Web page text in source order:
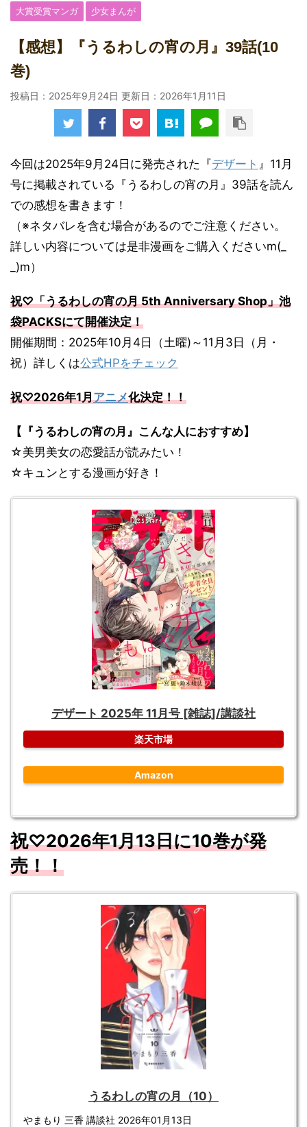
大賞受賞マンガ 少女まんが
【感想】『うるわしの宵の月』39話(10
巻)
投稿日：2025年9月24日 更新日： 2026年1月11日
今回は2025年9月24日に発売された『デザート 』11月
号に掲載されている『うるわしの宵の月』39話を読ん
での感想を書きます！
（※ネタバレを含む場合があるのでご注意ください。
詳しい内容については是非漫画をご購入くださいm(_
_)m）
祝♡「うるわしの宵の月 5th Anniversary Shop」池
袋PACKSにて開催決定！
開催期間：2025年10月4日（土曜)～11月3日（月・
祝）詳しくは公式HPをチェック
祝♡2026年1月アニメ化決定！！
【『うるわしの宵の月』こんな人におすすめ】
☆美男美女の恋愛話が読みたい！
☆キュンとする漫画が好き！
デザート 2025年 11月号 [雑誌]/講談社
楽天市場
Amazon
祝♡2026年1月13日に10巻が発
売！！
うるわしの宵の月（10）
やまもり 三香 講談社 2026年01月13日